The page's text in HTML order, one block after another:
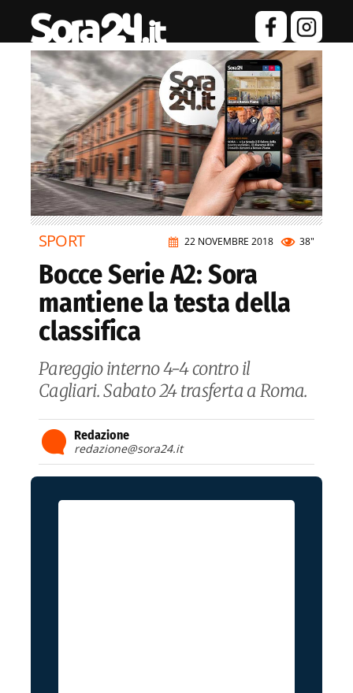
22 NOVEMBRE 2018 38"
SPORT
Bocce Serie A2: Sora
mantiene la testa della
classifica
Pareggio interno 4-4 contro il
Cagliari. Sabato 24 trasferta a Roma.
Redazione
redazione@sora24.it